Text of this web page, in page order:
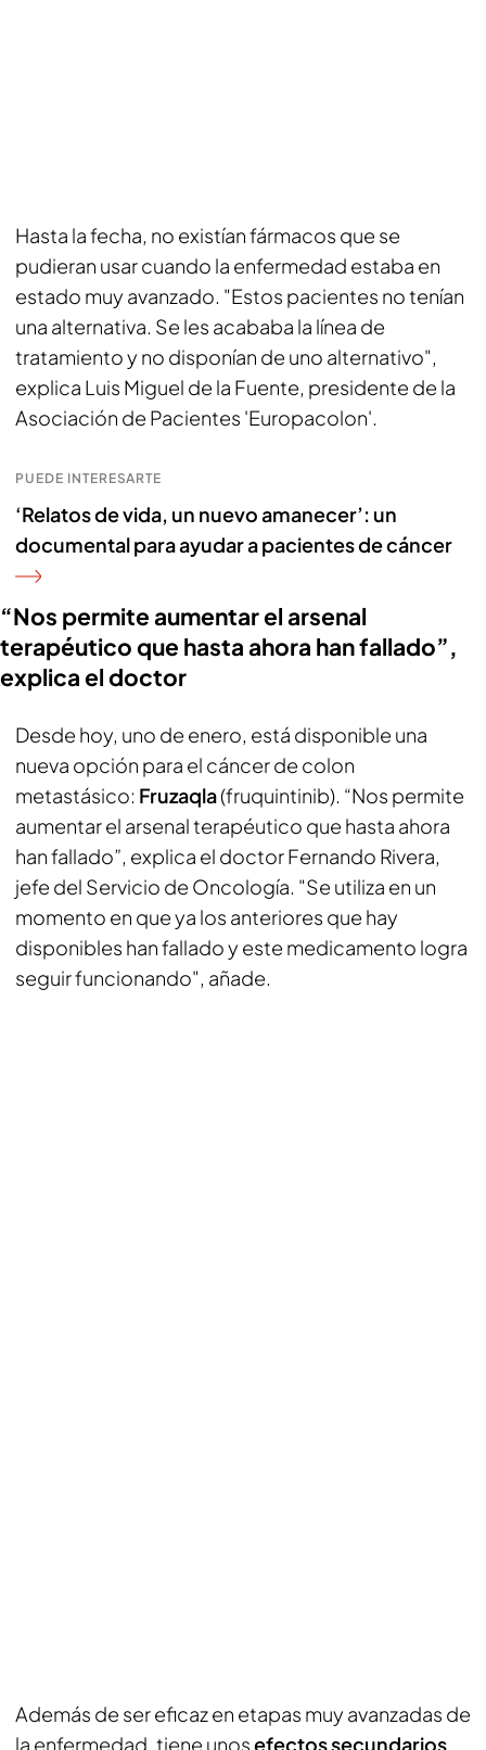
Hasta la fecha, no existían fármacos que se
pudieran usar cuando la enfermedad estaba en
estado muy avanzado. "Estos pacientes no tenían
una alternativa. Se les acababa la línea de
tratamiento y no disponían de uno alternativo",
explica Luis Miguel de la Fuente, presidente de la
Asociación de Pacientes 'Europacolon'.
PUEDE INTERESARTE
‘Relatos de vida, un nuevo amanecer’: un
documental para ayudar a pacientes de cáncer
“Nos permite aumentar el arsenal
terapéutico que hasta ahora han fallado”,
explica el doctor
Desde hoy, uno de enero, está disponible una
nueva opción para el cáncer de colon
metastásico: Fruzaqla(fruquintinib). “Nos permite
aumentar el arsenal terapéutico que hasta ahora
han fallado”, explica el doctor Fernando Rivera,
jefe del Servicio de Oncología. "Se utiliza en un
momento en que ya los anteriores que hay
disponibles han fallado y este medicamento logra
seguir funcionando", añade.
Además de ser eficaz en etapas muy avanzadas de
la enfermedad, tiene unosefectos secundarios